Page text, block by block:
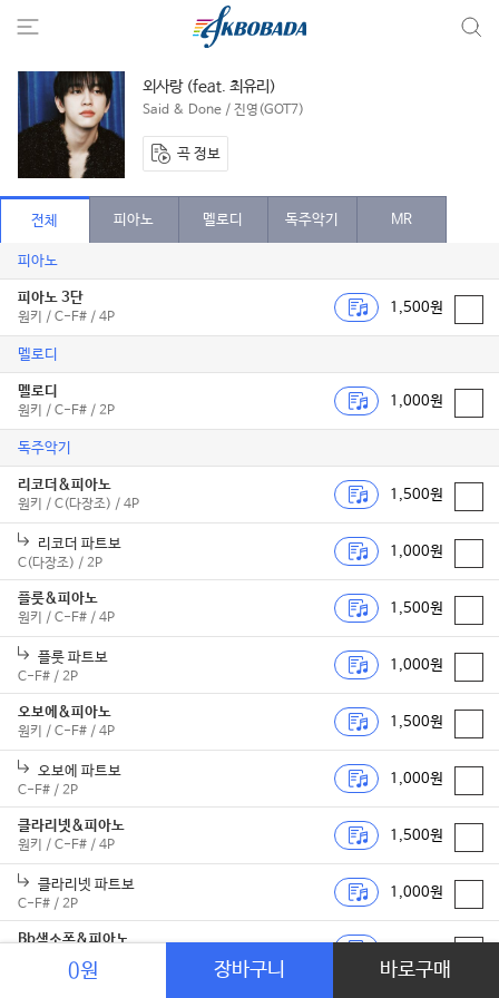
외사랑 (feat. 최유리)
Said & Done / 진영(GOT7)
곡 정보
전체 피아노 멜로디 독주악기 MR
피아노
피아노 3단
원키 / C-F# / 4P
1,500원
멜로디
멜로디
원키 / C-F# / 2P
1,000원
독주악기
리코더&피아노
원키 / C(다장조) / 4P
1,500원
리코더 파트보
C(다장조) / 2P
1,000원
플룻&피아노
원키 / C-F# / 4P
1,500원
플룻 파트보
C-F# / 2P
1,000원
오보에&피아노
원키 / C-F# / 4P
1,500원
오보에 파트보
C-F# / 2P
1,000원
클라리넷&피아노
원키 / C-F# / 4P
1,500원
클라리넷 파트보
C-F# / 2P
1,000원
Bb색소폰&피아노
원키 / C-F# / 4P
0원 장바구니 바로구매